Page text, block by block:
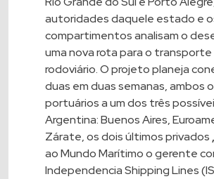
autoridades daquele estado e
compartimentos analisam o
uma nova rota para o transporte
rodoviário. O projeto planeja
duas em duas semanas, ambos
portuários a um dos três
Argentina: Buenos Aires,
Zárate, os dois últimos privados ,
ao Mundo Marítimo o gerente
Independencia Shipping Lines